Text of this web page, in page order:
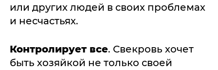
или других людей в своих проблемах
и несчастьях.
Контролирует все. Свекровь хочет
быть хозяйкой не только своей